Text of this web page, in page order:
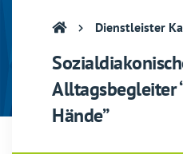
Dienstleister
Alltagsbegleiter
Hände”